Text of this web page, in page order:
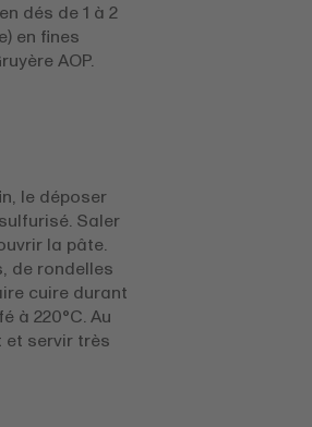
dés de 1 à 2
en fines
AOP.
le déposer
Saler
la pâte.
de rondelles
cuire durant
à 220°C. Au
servir très